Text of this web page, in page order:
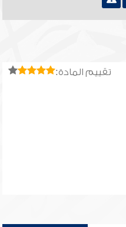
تقييم المادة: